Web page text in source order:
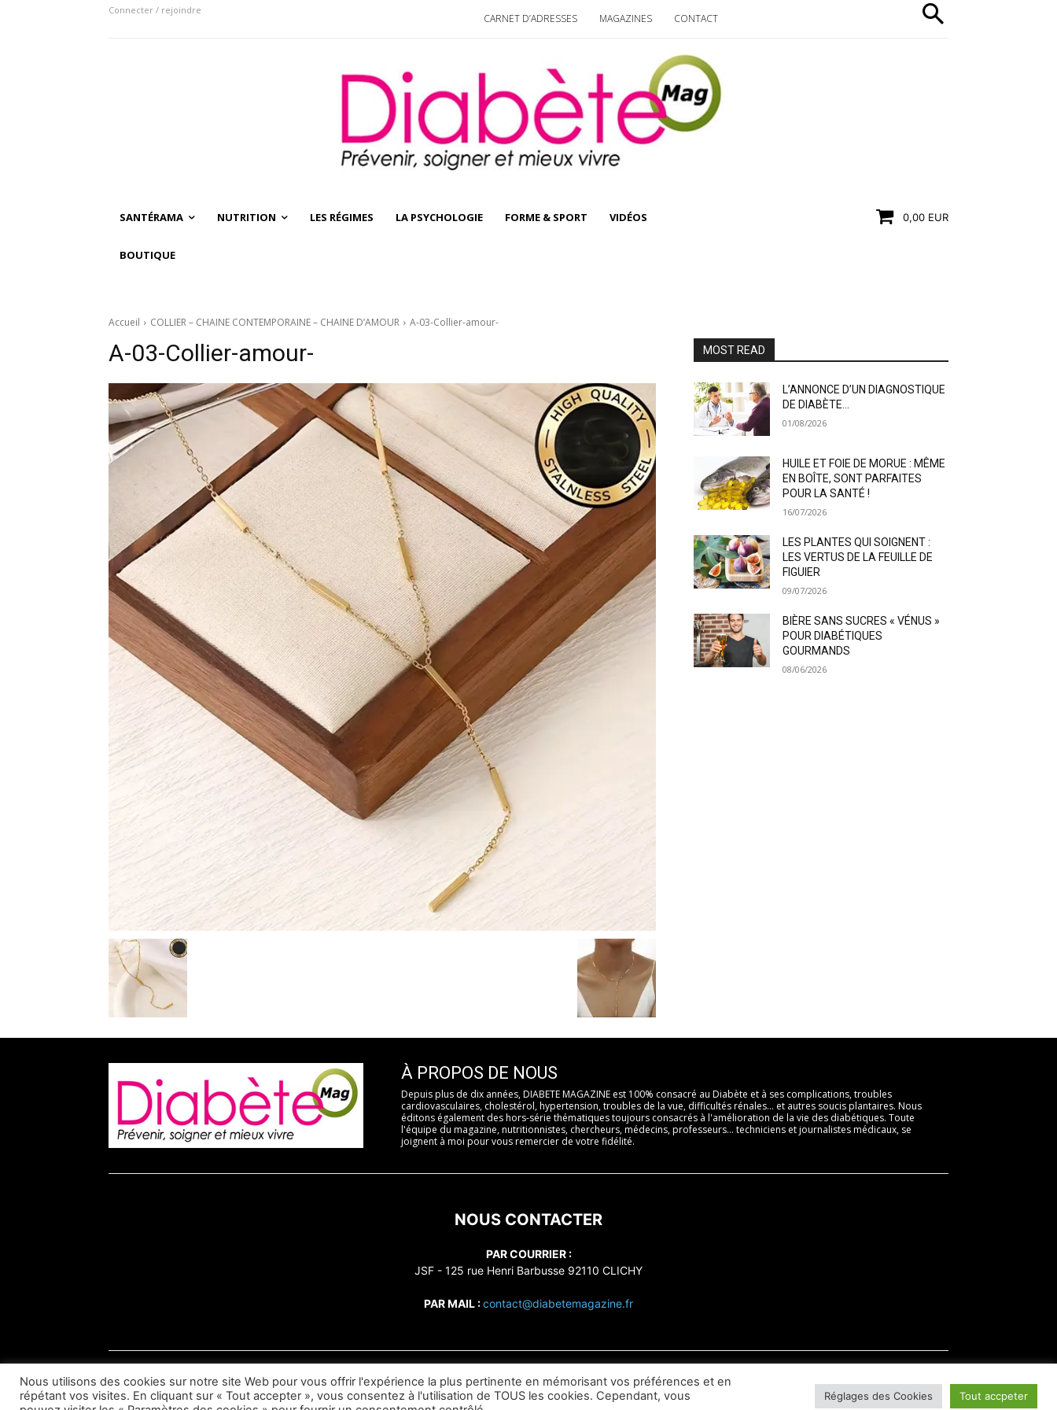
Connecter / rejoindre
CARNET D’ADRESSES MAGAZINES CONTACT
SANTÉRAMA NUTRITION LES RÉGIMES LA PSYCHOLOGIE FORME & SPORT VIDÉOS
BOUTIQUE
0,00 EUR
Accueil COLLIER – CHAINE CONTEMPORAINE – CHAINE D’AMOUR A-03-Collier-amour-
A-03-Collier-amour- MOST READ
L’ANNONCE D’UN DIAGNOSTIQUE
DE DIABÈTE…
01/08/2026
HUILE ET FOIE DE MORUE : MÊME
EN BOÎTE, SONT PARFAITES
POUR LA SANTÉ !
16/07/2026
LES PLANTES QUI SOIGNENT :
LES VERTUS DE LA FEUILLE DE
FIGUIER
09/07/2026
BIÈRE SANS SUCRES « VÉNUS »
POUR DIABÉTIQUES
GOURMANDS
08/06/2026
À PROPOS DE NOUS
Depuis plus de dix années, DIABETE MAGAZINE est 100% consacré au Diabète et à ses complications, troubles
cardiovasculaires, cholestérol, hypertension, troubles de la vue, difficultés rénales... et autres soucis plantaires. Nous
éditons également des hors-série thématiques toujours consacrés à l'amélioration de la vie des diabétiques. Toute
l'équipe du magazine, nutritionnistes, chercheurs, médecins, professeurs... techniciens et journalistes médicaux, se
joignent à moi pour vous remercier de votre fidélité.
NOUS CONTACTER
PAR COURRIER :
JSF - 125 rue Henri Barbusse 92110 CLICHY
PAR MAIL :contact@diabetemagazine.fr
© Diabète Magazine 2026 Lire les conditions Générales de vente
Nous utilisons des cookies sur notre site Web pour vous offrir l'expérience la plus pertinente en mémorisant vos préférences et en
répétant vos visites. En cliquant sur « Tout accepter », vous consentez à l'utilisation de TOUS les cookies. Cependant, vous
Réglages des Cookies Tout accpeter